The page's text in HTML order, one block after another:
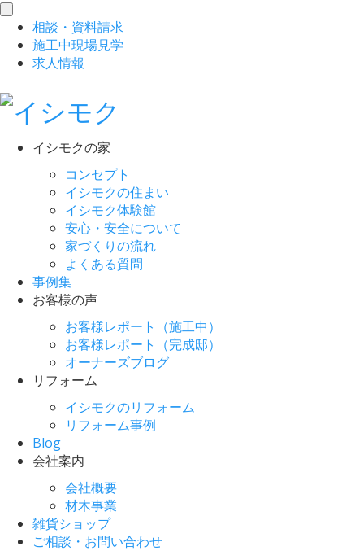
toggle
navigation
相談 ・ 資料請求
施工中現場見学
求人情報
イシモクの家
コンセプト
イシモクの住まい
イシモク体験館
安心・安全について
家づくりの流れ
よくある質問
事例集
お客様の声
お客様レポート（施工中）
お客様レポート（完成邸）
オーナーズブログ
リフォーム
イシモクのリフォーム
リフォーム事例
Blog
会社案内
会社概要
材木事業
雑貨ショップ
ご相談・お問い合わせ